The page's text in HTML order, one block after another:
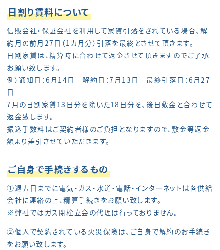
日割り賃料について
信販会社・保証会社を利用して家賃引落をされている場合、解
約月の前月27日（1カ月分）引落を最終とさせて頂きます。
日割家賃は、精算時に合わせて返金させて頂きますのでご了承
お願い致します。
例）通知日：6月14日 解約日：7月13日 最終引落日：6月27
日
7月の日割家賃13日分を除いた18日分を、後日敷金と合わせて
返金致します。
振込手数料はご契約者様のご負担となりますので、敷金等返金
額より差引させていただきます。
ご自身で手続きするもの
①退去日までに電気・ガス・水道・電話・インターネットは各供給
会社に連絡の上、精算手続きをお願い致します。
※弊社ではガス閉栓立会の代理は行っておりません。
②個人で契約されている火災保険は、ご自身で解約のお手続き
をお願い致します。